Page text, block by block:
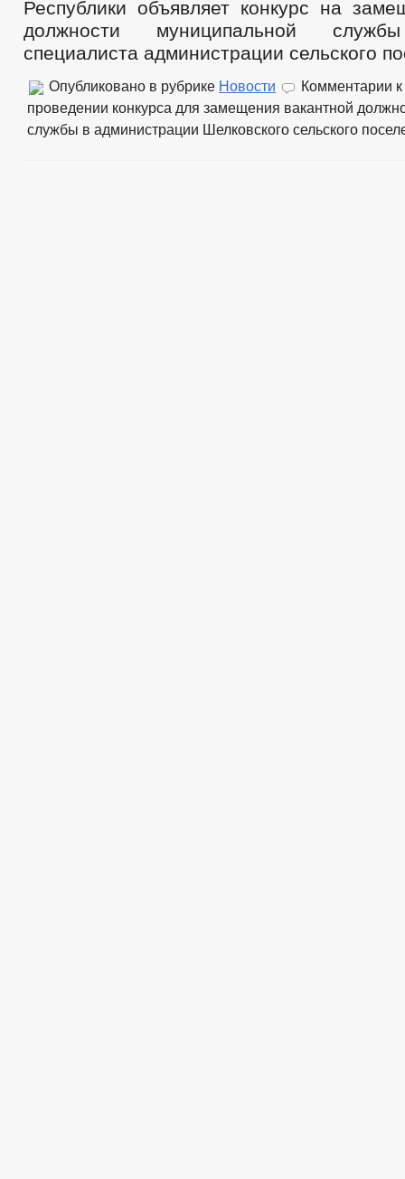
Республики объявляет конкурс на
должности муниципальной
специалиста администрации сельского
Опубликовано в рубрике Новости Комментарии
проведении конкурса для замещения вакантной
службы в администрации Шелковского сельского